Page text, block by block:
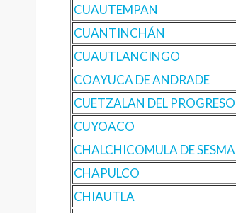
CUAUTEMPAN
CUANTINCHÁN
CUAUTLANCINGO
COAYUCA DE ANDRADE
CUETZALAN DEL PROGRESO
CUYOACO
CHALCHICOMULA DE SESMA
CHAPULCO
CHIAUTLA